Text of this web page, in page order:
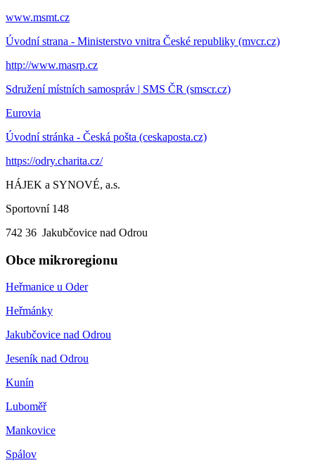
www.msmt.cz
Úvodní strana - Ministerstvo vnitra České republiky (mvcr.cz)
http://www.masrp.cz
Sdružení místních samospráv | SMS ČR (smscr.cz)
Eurovia
Úvodní stránka - Česká pošta (ceskaposta.cz)
https://odry.charita.cz/
HÁJEK a SYNOVÉ, a.s.
Sportovní 148
742 36 Jakubčovice nad Odrou
Obce mikroregionu
Heřmanice u Oder
Heřmánky
Jakubčovice nad Odrou
Jeseník nad Odrou
Kunín
Luboměř
Mankovice
Spálov